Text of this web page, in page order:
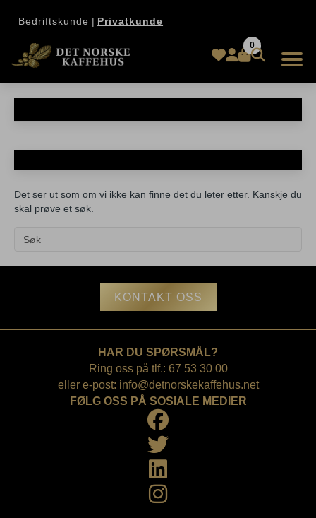
Bedriftskunde | Privatkunde
0
Det ser ut som om vi ikke kan finne det du leter etter. Kanskje du
skal prøve et søk.
KONTAKT OSS
HAR DU SPØRSMÅL?
Ring oss på tlf.: 67 53 30 00
eller e-post: info@detnorskekaffehus.net
FØLG OSS PÅ SOSIALE MEDIER